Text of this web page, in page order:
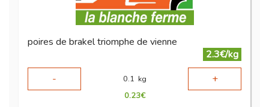
poires de brakel triomphe de vienne
2.3€/kg
-
0.1 kg +
0.23€